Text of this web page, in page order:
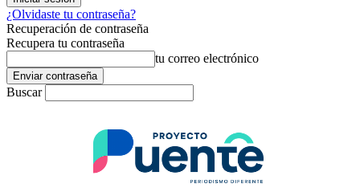
¿Olvidaste tu contraseña?
Recuperación de contraseña
Recupera tu contraseña
tu correo electrónico
Buscar